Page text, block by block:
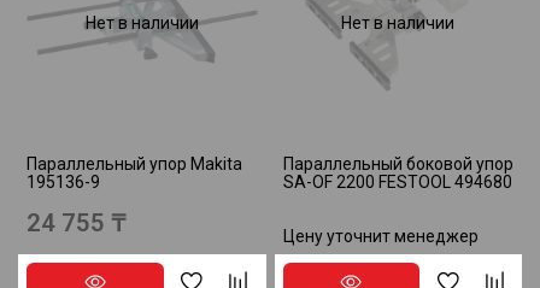
Нет в наличии
Параллельный упор Makita
195136-9
24 755 ₸
Нет в наличии
Параллельный боковой упор
SA-OF 2200 FESTOOL 494680
Цену уточнит менеджер